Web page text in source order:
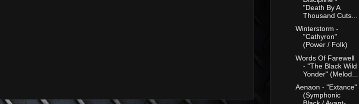
"Death By A
Thousand Cuts...
Winterstorm -
"Cathyron"
(Power / Folk)
Words Of Farewell
- "The Black Wild
Yonder" (Melod...
Aenaon - "Extance"
(Symphonic